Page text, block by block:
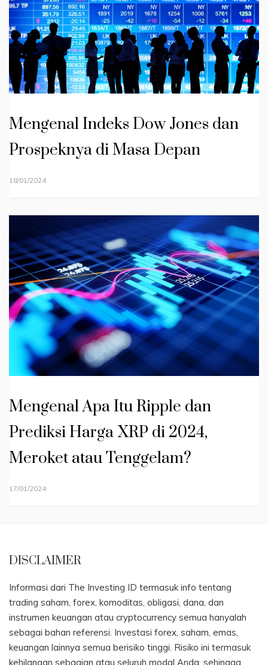
Mengenal Indeks Dow Jones dan
Prospeknya di Masa Depan
18/01/2024
Mengenal Apa Itu Ripple dan
Prediksi Harga XRP di 2024,
Meroket atau Tenggelam?
17/01/2024
DISCLAIMER
Informasi dari The Investing ID termasuk info tentang
trading saham, forex, komoditas, obligasi, dana, dan
instrumen keuangan atau cryptocurrency semua hanyalah
sebagai bahan referensi. Investasi forex, saham, emas,
keuangan lainnya semua berisiko tinggi. Risiko ini termasuk
kehilangan sebagian atau seluruh modal Anda, sehingga